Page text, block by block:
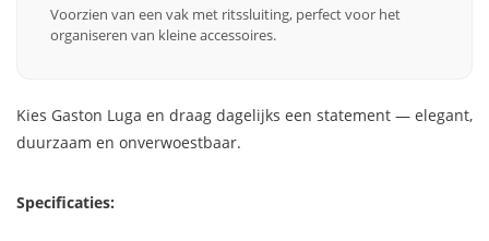
Voorzien van een vak met ritssluiting, perfect voor het
organiseren van kleine accessoires.
Kies Gaston Luga en draag dagelijks een statement — elegant,
duurzaam en onverwoestbaar.
Specificaties: